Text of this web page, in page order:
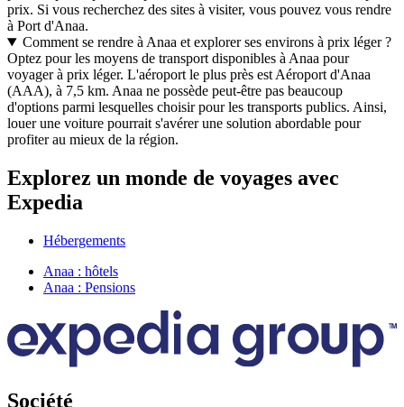
prix. Si vous recherchez des sites à visiter, vous pouvez vous rendre
à Port d'Anaa.
Comment se rendre à Anaa et explorer ses environs à prix léger ?
Optez pour les moyens de transport disponibles à Anaa pour
voyager à prix léger. L'aéroport le plus près est Aéroport d'Anaa
(AAA), à 7,5 km. Anaa ne possède peut-être pas beaucoup
d'options parmi lesquelles choisir pour les transports publics. Ainsi,
louer une voiture pourrait s'avérer une solution abordable pour
profiter au mieux de la région.
Explorez un monde de voyages avec
Expedia
Hébergements
Anaa : hôtels
Anaa : Pensions
Société